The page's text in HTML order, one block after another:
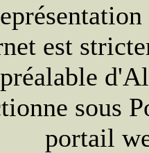
est
sous
portail